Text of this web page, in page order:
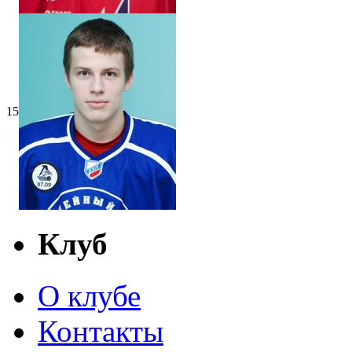
15
Клуб
О клубе
Контакты